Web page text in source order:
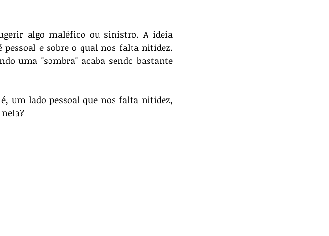
algo maléfico ou sinistro. A ideia
e sobre o qual nos falta nitidez.
uma "sombra" acaba sendo bastante
um lado pessoal que nos falta nitidez,